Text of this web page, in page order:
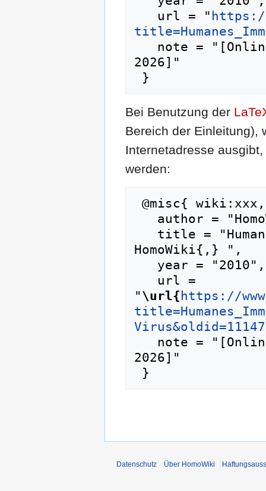
   url = "
https://
2026]"
Bei Benutzung der
Bereich der Einleitung),
Internetadresse
werden:
HomoWiki{,} ",
"\url{ https://
Virus&oldid=11147
2026]"
Datenschutz Über HomoWiki